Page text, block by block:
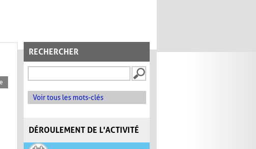
RECHERCHER
Voir tous les mots-clés
DÉROULEMENT DE L'ACTIVITÉ